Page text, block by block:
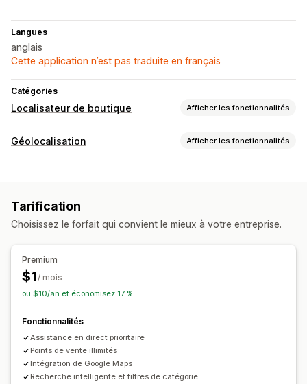
Langues
anglais
Cette application n’est pas traduite en français
Catégories
Localisateur de boutique Afficher les fonctionnalités
Options d’affichage
Recherches et filtres
Recherche par nom de la boutique
Géolocalisation Afficher les fonctionnalités
Tarification
Choisissez le forfait qui convient le mieux à votre entreprise.
Premium
$1/ mois
ou $10/an et économisez 17 %
Fonctionnalités
Assistance en direct prioritaire
Points de vente illimités
Intégration de Google Maps
Recherche intelligente et filtres de catégorie